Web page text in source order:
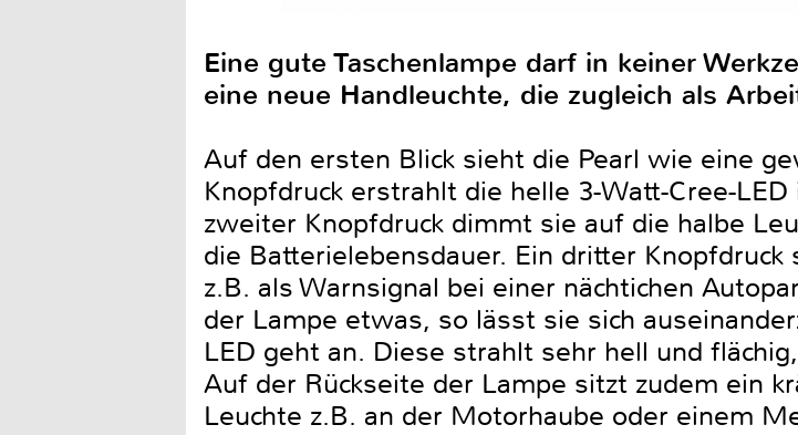
Eine gute Taschenlampe darf in keiner
eine neue Handleuchte, die zugleich als
Auf den ersten Blick sieht die Pearl wie eine
Knopfdruck erstrahlt die helle 3-Watt-Cree-
zweiter Knopfdruck dimmt sie auf die halbe
die Batterielebensdauer. Ein dritter
z.B. als Warnsignal bei einer nächtichen
der Lampe etwas, so lässt sie sich
LED geht an. Diese strahlt sehr hell und
Auf der Rückseite der Lampe sitzt zudem ein
Leuchte z.B. an der Motorhaube oder einem